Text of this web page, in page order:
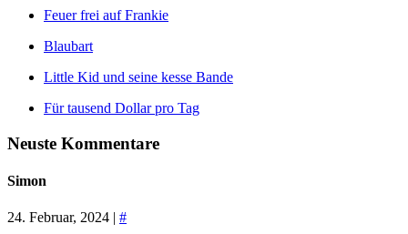
Feuer frei auf Frankie
Blaubart
Little Kid und seine kesse Bande
Für tausend Dollar pro Tag
Neuste Kommentare
Simon
24. Februar, 2024 | #